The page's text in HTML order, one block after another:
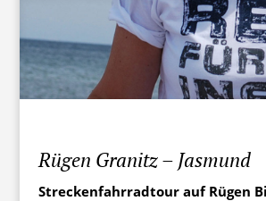
Rügen Granitz – Jasmund
Streckenfahrradtour auf Rügen